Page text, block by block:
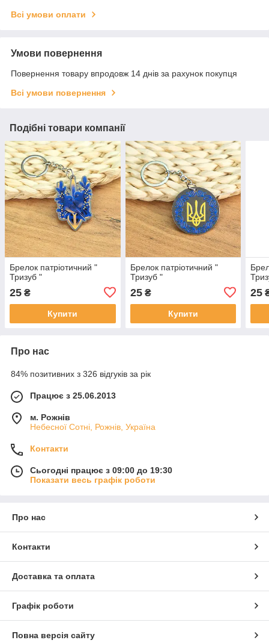
Всі умови оплати
Умови повернення
Повернення товару впродовж 14 днів за рахунок покупця
Всі умови повернення
Подібні товари компанії
Брелок патріотичний "
Тризуб "
25 ₴
Купити
Брелок патріотичний "
Тризуб "
25₴
Купити
25
Про нас
84% позитивних з 326 відгуків за рік
Працює з 25.06.2013
м. Рожнів
Небесної Сотні, Рожнів, Україна
Контакти
Сьогодні працює з 09:00 до 19:30
Показати весь графік роботи
Про нас
Контакти
Доставка та оплата
Графік роботи
Повна версія сайту